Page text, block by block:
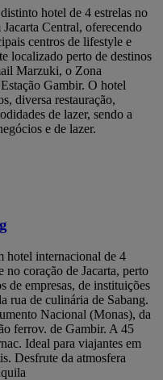
hotel de 4 estrelas no
Central, oferecendo
centros de lifestyle e
localizado perto de destinos
Marzuki, o Zona
Gambir. O hotel
diversa restauração,
de lazer, sendo a
e de lazer.
hotel internacional de 4
no coração de Jacarta, perto
de empresas, de instituições
rua de culinária de Sabang.
Nacional (Monas), da
ferrov. de Gambir. A 45
Ideal para viajantes em
Desfrute da atmosfera